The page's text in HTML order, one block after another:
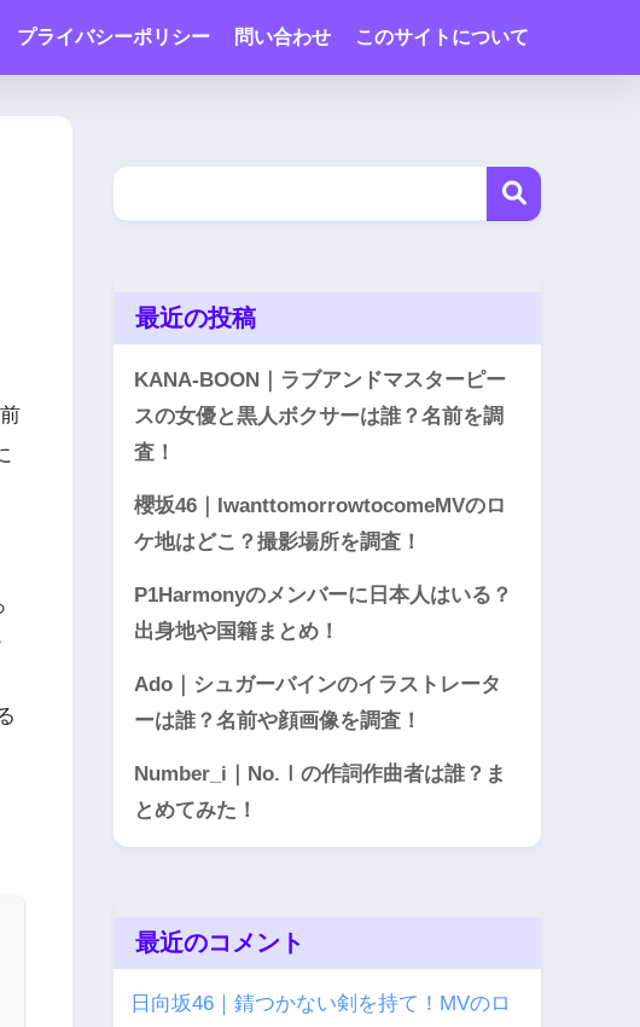
プライバシーポリシー 問い合わせ このサイトについて
最近の投稿
KANA-BOON｜ラブアンドマスターピー
スの女優と黒人ボクサーは誰？名前を調
査！
櫻坂46｜IwanttomorrowtocomeMVのロ
ケ地はどこ？撮影場所を調査！
P1Harmonyのメンバーに日本人はいる？
出身地や国籍まとめ！
Ado｜シュガーバインのイラストレータ
ーは誰？名前や顔画像を調査！
Number_i｜No.Ⅰの作詞作曲者は誰？ま
とめてみた！
最近のコメント
日向坂46｜錆つかない剣を持て！MVのロ